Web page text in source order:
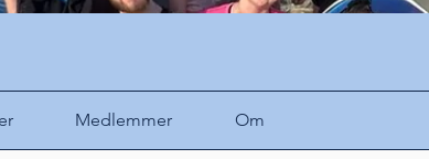
Medlemmer Om